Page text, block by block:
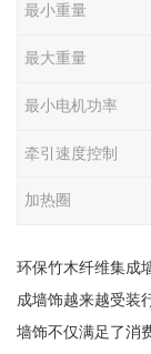
最小重量
最大重量
最小电机功率
牵引速度控制
加热圈
环保竹木纤维集成
成墙饰越来越受装
墙饰不仅满足了消